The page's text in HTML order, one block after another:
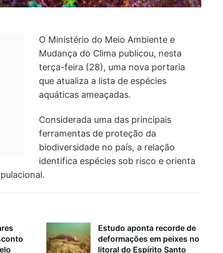
O Ministério do Meio Ambiente e
Mudança do Clima publicou, nesta
terça-feira (28), uma nova portaria
que atualiza a lista de espécies
aquáticas ameaçadas.
Considerada uma das principais
ferramentas de proteção da
biodiversidade no país, a relação
identifica espécies sob risco e orienta
Estudo aponta recorde de
deformações em peixes no
litoral do Espírito Santo